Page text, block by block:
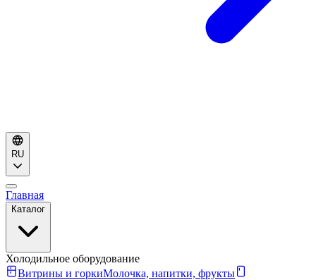
RU
Главная
Каталог
Холодильное оборудование
Витрины и горкиМолочка, напитки, фрукты